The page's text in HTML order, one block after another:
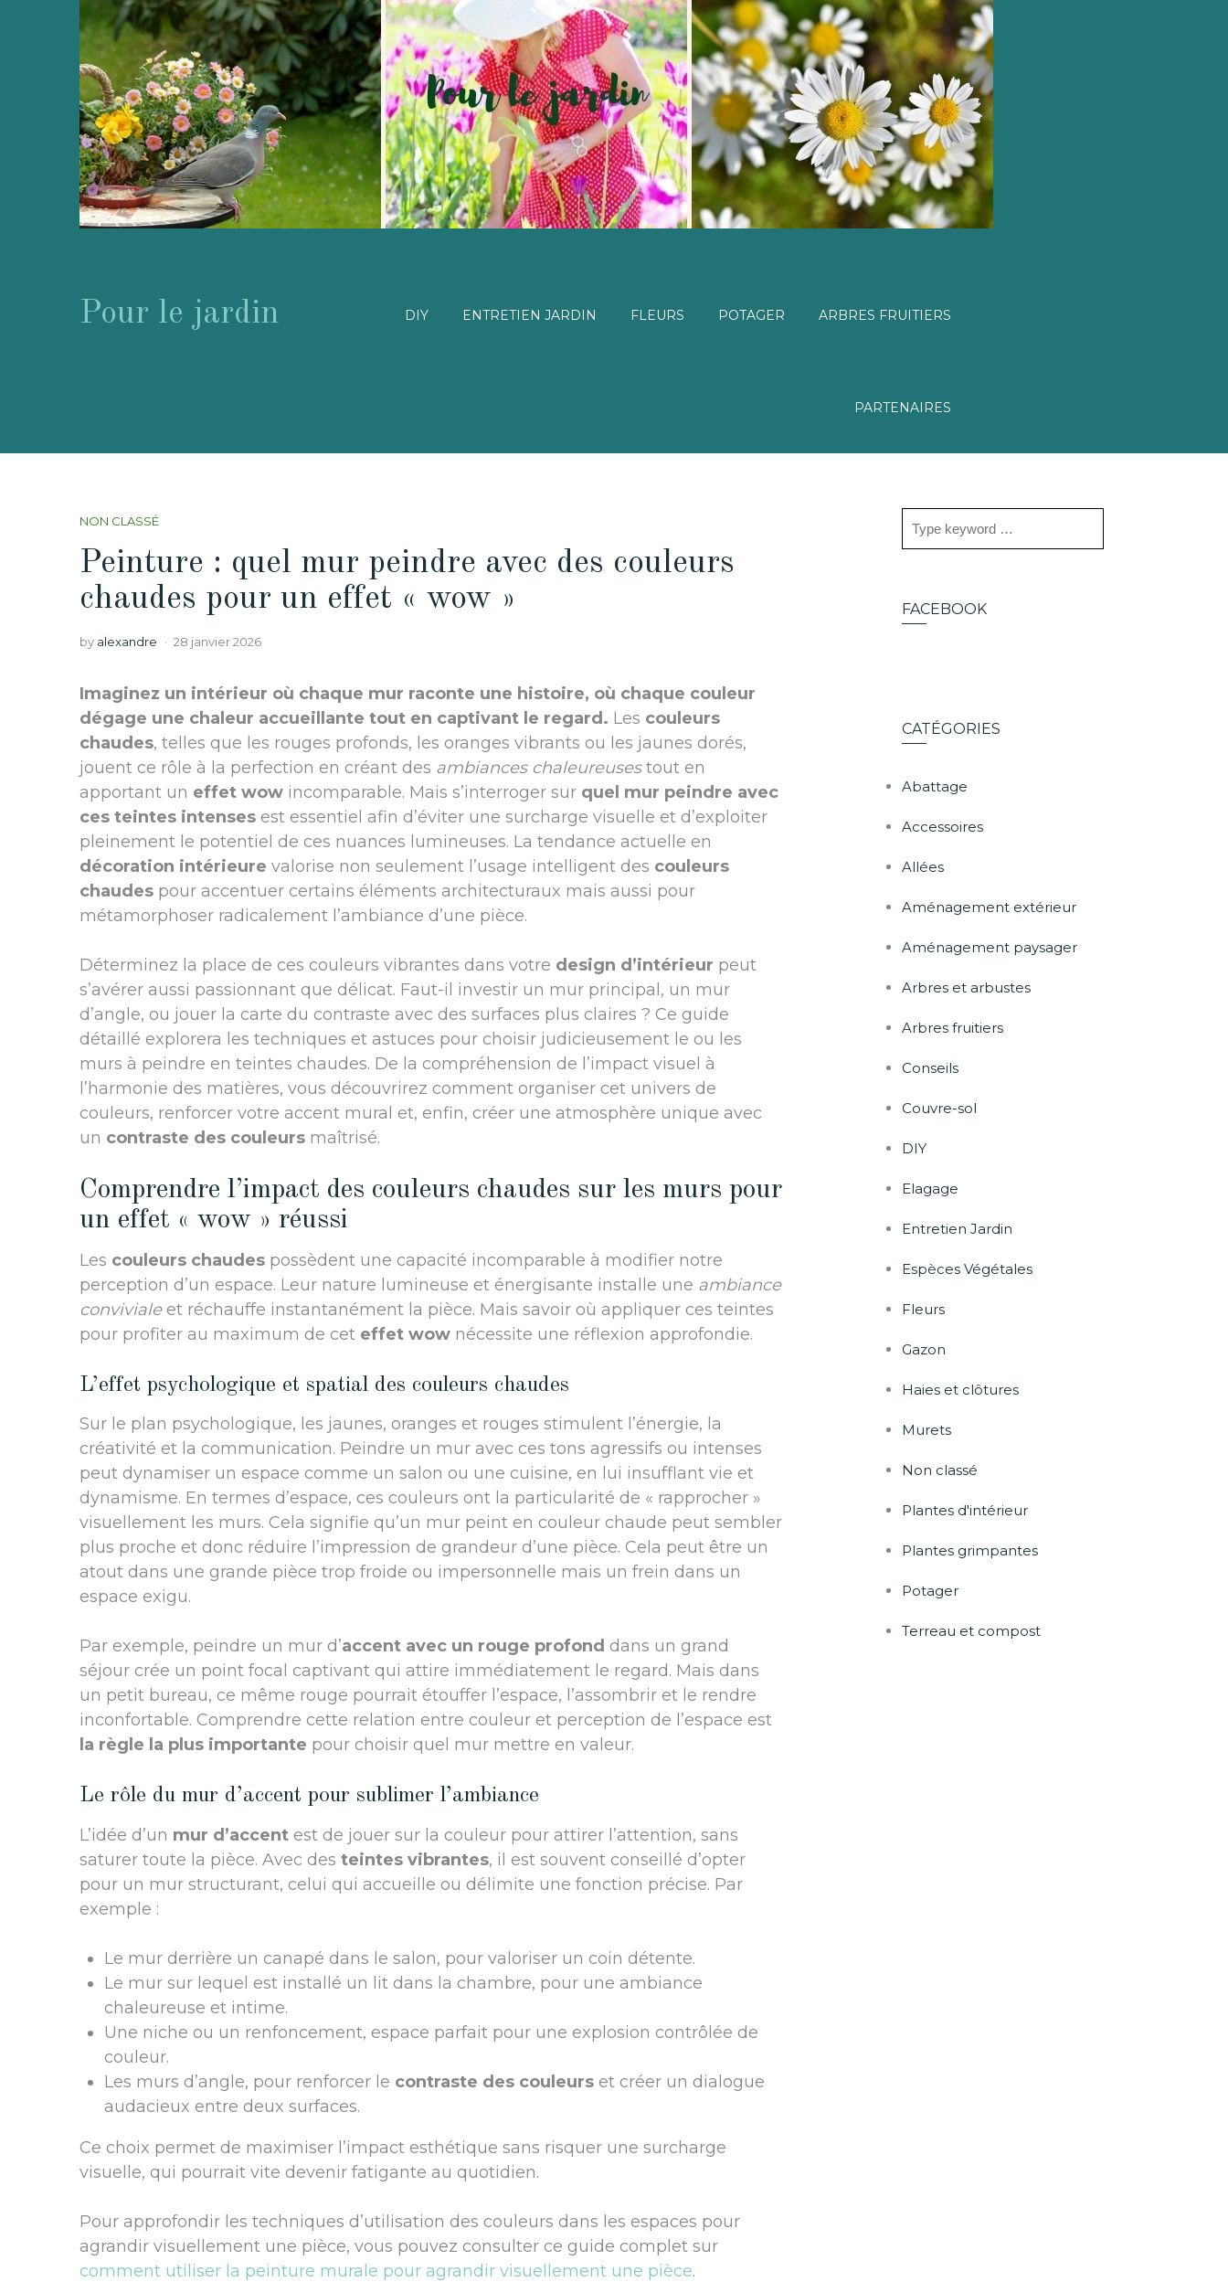
Pour le jardin DIY ENTRETIEN JARDIN FLEURS POTAGER ARBRES FRUITIERS
PARTENAIRES
NON CLASSÉ
Peinture : quel mur peindre avec des couleurs
chaudes pour un effet « wow »
by alexandre 28 janvier 2026
Imaginez un intérieur où chaque mur raconte une histoire, où chaque couleur
dégage une chaleur accueillante tout en captivant le regard. Les couleurs
chaudes, telles que les rouges profonds, les oranges vibrants ou les jaunes dorés,
jouent ce rôle à la perfection en créant des ambiances chaleureusestout en
apportant un effet wow incomparable. Mais s’interroger sur quel mur peindre avec
ces teintes intenses est essentiel afin d’éviter une surcharge visuelle et d’exploiter
pleinement le potentiel de ces nuances lumineuses. La tendance actuelle en
décoration intérieure valorise non seulement l’usage intelligent des couleurs
chaudes pour accentuer certains éléments architecturaux mais aussi pour
métamorphoser radicalement l’ambiance d’une pièce.
Déterminez la place de ces couleurs vibrantes dans votre design d’intérieur peut
s’avérer aussi passionnant que délicat. Faut-il investir un mur principal, un mur
d’angle, ou jouer la carte du contraste avec des surfaces plus claires ? Ce guide
détaillé explorera les techniques et astuces pour choisir judicieusement le ou les
murs à peindre en teintes chaudes. De la compréhension de l’impact visuel à
l’harmonie des matières, vous découvrirez comment organiser cet univers de
couleurs, renforcer votre accent mural et, enfin, créer une atmosphère unique avec
un contraste des couleurs maîtrisé.
Comprendre l’impact des couleurs chaudes sur les murs pour
un effet « wow » réussi
Les couleurs chaudes possèdent une capacité incomparable à modifier notre
perception d’un espace. Leur nature lumineuse et énergisante installe une ambiance
convivialeet réchauffe instantanément la pièce. Mais savoir où appliquer ces teintes
pour profiter au maximum de cet effet wow nécessite une réflexion approfondie.
L’effet psychologique et spatial des couleurs chaudes
Sur le plan psychologique, les jaunes, oranges et rouges stimulent l’énergie, la
créativité et la communication. Peindre un mur avec ces tons agressifs ou intenses
peut dynamiser un espace comme un salon ou une cuisine, en lui insufflant vie et
dynamisme. En termes d’espace, ces couleurs ont la particularité de « rapprocher »
visuellement les murs. Cela signifie qu’un mur peint en couleur chaude peut sembler
plus proche et donc réduire l’impression de grandeur d’une pièce. Cela peut être un
atout dans une grande pièce trop froide ou impersonnelle mais un frein dans un
espace exigu.
Par exemple, peindre un mur d’accent avec un rouge profond dans un grand
séjour crée un point focal captivant qui attire immédiatement le regard. Mais dans
un petit bureau, ce même rouge pourrait étouffer l’espace, l’assombrir et le rendre
inconfortable. Comprendre cette relation entre couleur et perception de l’espace est
la règle la plus importante pour choisir quel mur mettre en valeur.
Le rôle du mur d’accent pour sublimer l’ambiance
L’idée d’un mur d’accent est de jouer sur la couleur pour attirer l’attention, sans
saturer toute la pièce. Avec des teintes vibrantes, il est souvent conseillé d’opter
pour un mur structurant, celui qui accueille ou délimite une fonction précise. Par
exemple :
Le mur derrière un canapé dans le salon, pour valoriser un coin détente.
Le mur sur lequel est installé un lit dans la chambre, pour une ambiance
chaleureuse et intime.
Une niche ou un renfoncement, espace parfait pour une explosion contrôlée de
couleur.
Les murs d’angle, pour renforcer le contraste des couleurs et créer un dialogue
audacieux entre deux surfaces.
Ce choix permet de maximiser l’impact esthétique sans risquer une surcharge
visuelle, qui pourrait vite devenir fatigante au quotidien.
Pour approfondir les techniques d’utilisation des couleurs dans les espaces pour
agrandir visuellement une pièce, vous pouvez consulter ce guide complet sur
comment utiliser la peinture murale pour agrandir visuellement une pièce.
FACEBOOK
CATÉGORIES
Abattage
Accessoires
Allées
Aménagement extérieur
Aménagement paysager
Arbres et arbustes
Arbres fruitiers
Conseils
Couvre-sol
DIY
Elagage
Entretien Jardin
Espèces Végétales
Fleurs
Gazon
Haies et clôtures
Murets
Non classé
Plantes d'intérieur
Plantes grimpantes
Potager
Terreau et compost